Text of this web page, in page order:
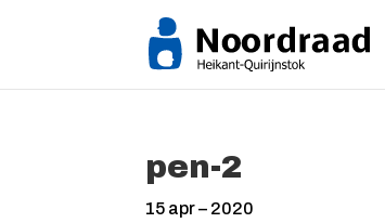
pen-2
15 apr – 2020